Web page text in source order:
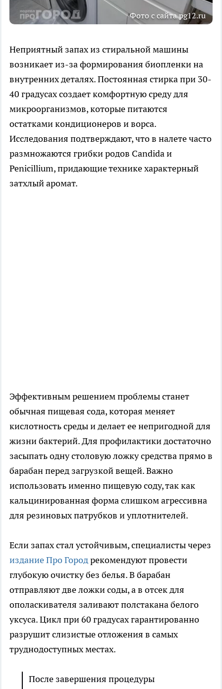
Фото с сайта pg12.ru
Неприятный запах из стиральной машины
возникает из-за формирования биопленки на
внутренних деталях. Постоянная стирка при 30-
40 градусах создает комфортную среду для
микроорганизмов, которые питаются
остатками кондиционеров и ворса.
Исследования подтверждают, что в налете часто
размножаются грибки родов Candida и
Penicillium, придающие технике характерный
затхлый аромат.
Эффективным решением проблемы станет
обычная пищевая сода, которая меняет
кислотность среды и делает ее непригодной для
жизни бактерий. Для профилактики достаточно
засыпать одну столовую ложку средства прямо в
барабан перед загрузкой вещей. Важно
использовать именно пищевую соду, так как
кальцинированная форма слишком агрессивна
для резиновых патрубков и уплотнителей.
Если запах стал устойчивым, специалисты через
издание Про Городрекомендуют провести
глубокую очистку без белья. В барабан
отправляют две ложки соды, а в отсек для
ополаскивателя заливают полстакана белого
уксуса. Цикл при 60 градусах гарантированно
разрушит слизистые отложения в самых
труднодоступных местах.
После завершения процедуры